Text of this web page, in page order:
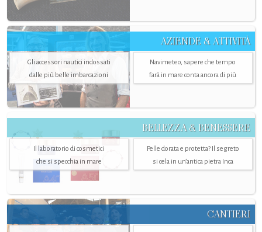
AZIENDE & ATTIVITÀ
Gli accessori nautici indossati
dalle più belle imbarcazioni
Navimeteo, sapere che tempo
farà in mare conta ancora di più
BELLEZZA & BENESSERE
Il laboratorio di cosmetici
che si specchia in mare
Pelle dorata e protetta? Il segreto
si cela in un’antica pietra Inca
CANTIERI